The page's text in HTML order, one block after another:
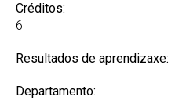
Créditos:
6
Resultados de aprendizaxe:
Departamento: